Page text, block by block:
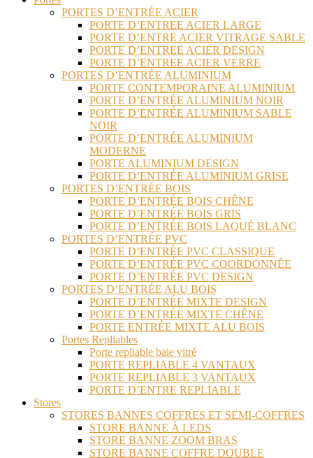
PORTES D’ENTRÉE ACIER
PORTE D’ENTREE ACIER LARGE
PORTE D’ENTRE ACIER VITRAGE SABLE
PORTE D’ENTREE ACIER DESIGN
PORTE D’ENTREE ACIER VERRE
PORTES D’ENTRÉE ALUMINIUM
PORTE CONTEMPORAINE ALUMINIUM
PORTE D’ENTRÉE ALUMINIUM NOIR
PORTE D’ENTRÉE ALUMINIUM SABLE
NOIR
PORTE D’ENTRÉE ALUMINIUM
MODERNE
PORTE ALUMINIUM DESIGN
PORTE D’ENTRÉE ALUMINIUM GRISE
PORTES D’ENTRÉE BOIS
PORTE D’ENTRÉE BOIS CHÊNE
PORTE D’ENTRÉE BOIS GRIS
PORTE D’ENTRÉE BOIS LAQUÉ BLANC
PORTES D’ENTRÉE PVC
PORTE D’ENTRÉE PVC CLASSIQUE
PORTE D’ENTRÉE PVC COORDONNÉE
PORTE D’ENTRÉE PVC DESIGN
PORTES D’ENTRÉE ALU BOIS
PORTE D’ENTRÉE MIXTE DESIGN
PORTE D’ENTRÉE MIXTE CHÊNE
PORTE ENTRÉE MIXTE ALU BOIS
Portes Repliables
Porte repliable baie vitré
PORTE REPLIABLE 4 VANTAUX
PORTE REPLIABLE 3 VANTAUX
PORTE D’ENTRE REPLIABLE
Stores
STORES BANNES COFFRES ET SEMI-COFFRES
STORE BANNE À LEDS
STORE BANNE ZOOM BRAS
STORE BANNE COFFRE DOUBLE